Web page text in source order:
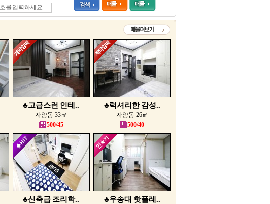
♣고급스런 인테..
자양동 33㎡
500/45
♣럭셔리한 감성..
자양동 26㎡
500/40
♣신축급 조리학.. ♣우송대 핫플레..